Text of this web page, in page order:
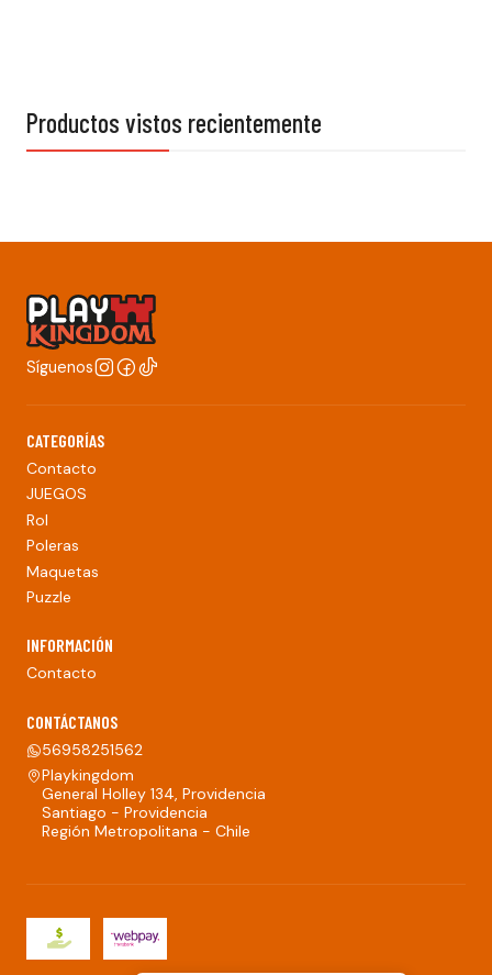
Productos vistos recientemente
Síguenos
CATEGORÍAS
Contacto
JUEGOS
Rol
Poleras
Maquetas
Puzzle
INFORMACIÓN
Contacto
CONTÁCTANOS
56958251562
Playkingdom
General Holley 134, Providencia
Santiago - Providencia
Región Metropolitana - Chile